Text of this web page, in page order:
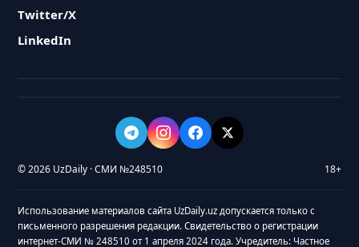
Twitter/X
LinkedIn
© 2026 UzDaily · СМИ №248510 18+
Использование материалов сайта UzDaily.uz допускается только с
письменного разрешения редакции. Свидетельство о регистрации
интернет-СМИ № 248510 от 1 апреля 2024 года. Учредитель: Частное